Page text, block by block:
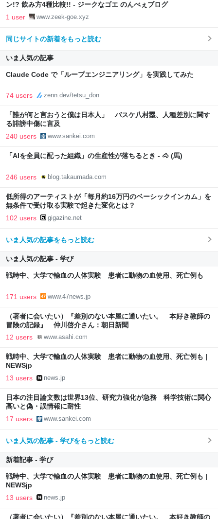
ン!? 飲み方4種比較!! - ジークなゴエ のんべぇブログ
1 user www.zeek-goe.xyz
同じサイトの新着をもっと読む
いま人気の記事
Claude Code で「ループエンジニアリング」を実践してみた
74 users zenn.dev/tetsu_don
「誰が何と言おうと僕は日本人」 バスケ八村塁、人種差別に関す
る誹謗中傷に言及
240 users www.sankei.com
「AIを全員に配った組織」の生産性が落ちるとき - 🐴 (馬)
246 users blog.takaumada.com
低所得のアーティストが「毎月約16万円のベーシックインカム」を
無条件で受け取る実験で起きた変化とは？
102 users gigazine.net
いま人気の記事をもっと読む
いま人気の記事 - 学び
戦時中、大学で輸血の人体実験 患者に動物の血使用、死亡例も
171 users www.47news.jp
（著者に会いたい）『差別のない本屋に通いたい。 本好き教師の
冒険の記録』 仲川啓介さん：朝日新聞
12 users www.asahi.com
戦時中、大学で輸血の人体実験 患者に動物の血使用、死亡例も |
NEWSjp
13 users news.jp
日本の注目論文数は世界13位、研究力強化が急務 科学技術に関心
高いと偽・誤情報に耐性
17 users www.sankei.com
いま人気の記事 - 学びをもっと読む
新着記事 - 学び
戦時中、大学で輸血の人体実験 患者に動物の血使用、死亡例も |
NEWSjp
13 users news.jp
（著者に会いたい）『差別のない本屋に通いたい。 本好き教師の